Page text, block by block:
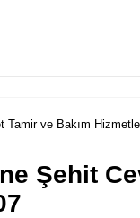
Tamir ve Bakım
Şehit